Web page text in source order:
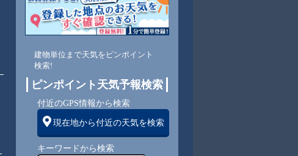
建物単位まで天気をピンポイント
検索!
ピンポイント天気予報検索
付近のGPS情報から検索
現在地から付近の天気を検索
キーワードから検索